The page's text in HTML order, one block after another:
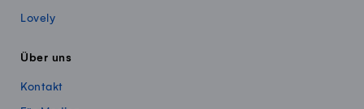
Lovely
Über uns
Kontakt